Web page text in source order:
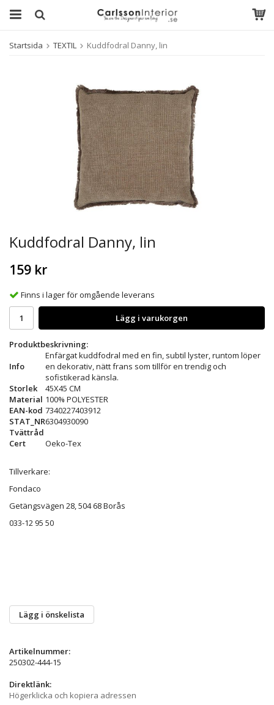
Startsida TEXTIL Kuddfodral Danny, lin
Kuddfodral Danny, lin
159 kr
Finns i lager för omgående leverans
Lägg i varukorgen
Produktbeskrivning:
Info
Enfärgat kuddfodral med en fin, subtil lyster, runtom löper
en dekorativ, nätt frans som tillför en trendig och
sofistikerad känsla.
Storlek
45X45 CM
Material 100% POLYESTER
EAN-kod 7340227403912
STAT_NR6304930090
Tvättråd
Cert
Oeko-Tex
Tillverkare:
Fondaco
Getängsvägen 28, 504 68 Borås
033-12 95 50
Lägg i önskelista
Artikelnummer:
250302-444-15
Direktlänk:
Högerklicka och kopiera adressen